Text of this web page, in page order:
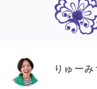
りゅーみ